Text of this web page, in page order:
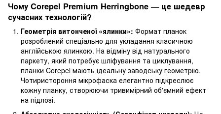
Чому Corepel Premium Herringbone — це шедевр
сучасних технологій?
Геометрія витонченої «ялинки»: Формат планок
розроблений спеціально для укладання класичною
англійською ялинкою. На відміну від натурального
паркету, який потребує шліфування та циклування,
планки Corepel мають ідеальну заводську геометрію.
Чотиристороння мікрофаска елегантно підкреслює
кожну планку, створюючи тривимірний об'ємний ефект
на підлозі.